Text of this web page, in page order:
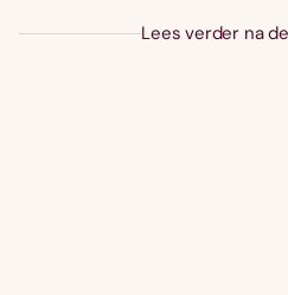
Lees verder na